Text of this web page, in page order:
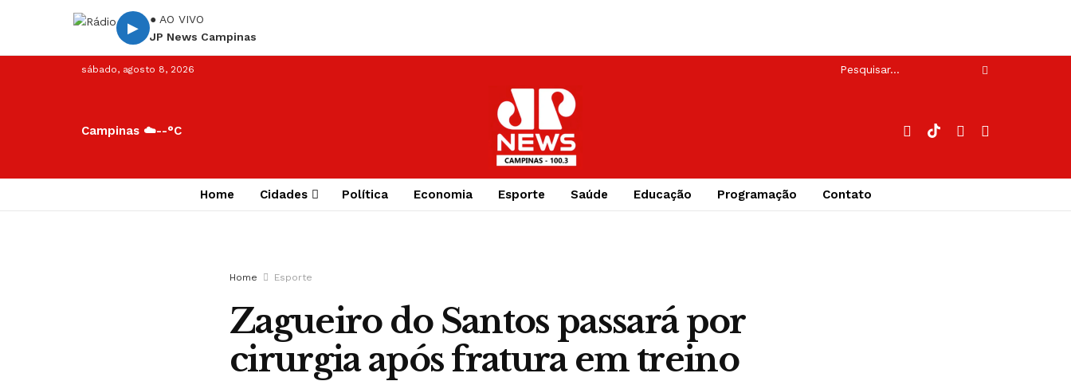
▶
● AO VIVO
JP News Campinas
sábado, agosto 8, 2026
Campinas ☁️--°C
Home Cidades Política Economia Esporte Saúde Educação Programação Contato
Home Esporte
Zagueiro do Santos passará por
cirurgia após fratura em treino